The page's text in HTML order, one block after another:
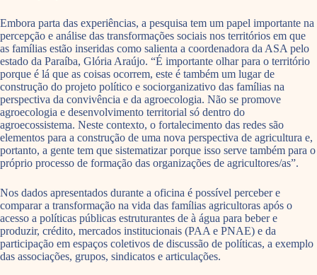
Embora parta das experiências, a pesquisa tem um papel importante na
percepção e análise das transformações sociais nos territórios em que
as famílias estão inseridas como salienta a coordenadora da ASA pelo
estado da Paraíba, Glória Araújo. “É importante olhar para o território
porque é lá que as coisas ocorrem, este é também um lugar de
construção do projeto político e sociorganizativo das famílias na
perspectiva da convivência e da agroecologia. Não se promove
agroecologia e desenvolvimento territorial só dentro do
agroecossistema. Neste contexto, o fortalecimento das redes são
elementos para a construção de uma nova perspectiva de agricultura e,
portanto, a gente tem que sistematizar porque isso serve também para o
próprio processo de formação das organizações de agricultores/as”.
Nos dados apresentados durante a oficina é possível perceber e
comparar a transformação na vida das famílias agricultoras após o
acesso a políticas públicas estruturantes de à água para beber e
produzir, crédito, mercados institucionais (PAA e PNAE) e da
participação em espaços coletivos de discussão de políticas, a exemplo
das associações, grupos, sindicatos e articulações.